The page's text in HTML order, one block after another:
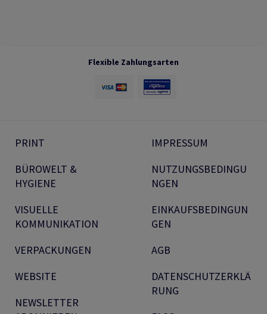
Flexible Zahlungsarten
PRINT
BÜROWELT &
HYGIENE
VISUELLE
KOMMUNIKATION
VERPACKUNGEN
WEBSITE
NEWSLETTER
IMPRESSUM
NUTZUNGSBEDINGU
NGEN
EINKAUFSBEDINGUN
GEN
AGB
DATENSCHUTZERKLÄ
RUNG